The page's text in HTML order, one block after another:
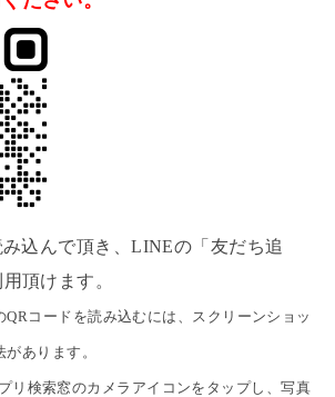
込んで頂き、LINEの「友だち追
頂けます。
コードを読み込むには、スクリーンショッ
あります。
リ検索窓のカメラアイコンをタップし、写真